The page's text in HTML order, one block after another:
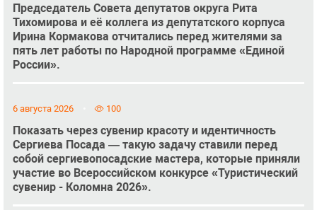
Председатель Совета депутатов округа Рита
Тихомирова и её коллега из депутатского корпуса
Ирина Кормакова отчитались перед жителями за
пять лет работы по Народной программе «Единой
России».
6 августа 2026 100
Показать через сувенир красоту и идентичность
Сергиева Посада — такую задачу ставили перед
собой сергиевопосадские мастера, которые приняли
участие во Всероссийском конкурсе «Туристический
сувенир - Коломна 2026».